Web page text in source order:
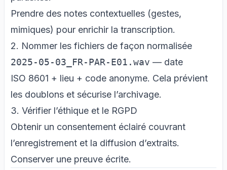
Prendre des notes contextuelles (gestes,
mimiques) pour enrichir la transcription.
2. Nommer les fichiers de façon normalisée
2025‑05‑03_FR‑PAR‑E01.wav — date
ISO 8601 + lieu + code anonyme. Cela prévient
les doublons et sécurise l’archivage.
3. Vérifier l’éthique et le RGPD
Obtenir un consentement éclairé couvrant
l’enregistrement et la diffusion d’extraits.
Conserver une preuve écrite.